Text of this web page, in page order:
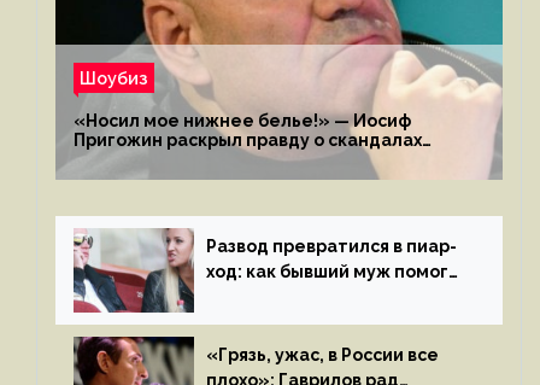
Шоубиз
«Носил мое нижнее белье!» — Иосиф
Пригожин раскрыл правду о скандалах
с мужем своей экс-жены
Развод превратился в пиар-
ход: как бывший муж помог
«Грязь, ужас, в России все
плохо»: Гаврилов рад